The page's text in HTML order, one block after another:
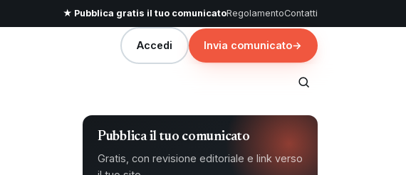
★ Pubblica gratis il tuo comunicatoRegolamentoContatti
Accedi Invia comunicato→
Pubblica il tuo comunicato
Gratis, con revisione editoriale e link verso